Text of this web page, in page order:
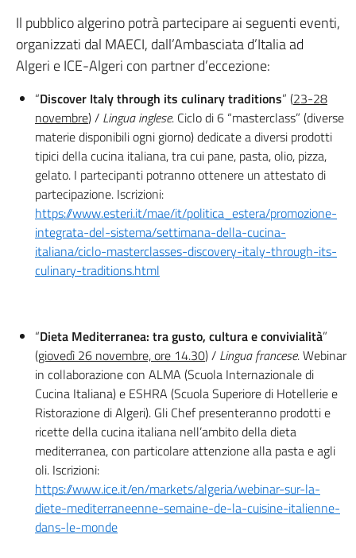
Il pubblico algerino potrà partecipare ai seguenti eventi,
organizzati dal MAECI, dall’Ambasciata d’Italia ad
Algeri e ICE-Algeri con partner d’eccezione:
“Discover Italy through its culinary traditions” (23-28
novembre) / Lingua inglese. Ciclo di 6 “masterclass” (diverse
materie disponibili ogni giorno) dedicate a diversi prodotti
tipici della cucina italiana, tra cui pane, pasta, olio, pizza,
gelato. I partecipanti potranno ottenere un attestato di
partecipazione. Iscrizioni:
https://www.esteri.it/mae/it/politica_estera/promozione-
integrata-del-sistema/settimana-della-cucina-
italiana/ciclo-masterclasses-discovery-italy-through-its-
culinary-traditions.html
“Dieta Mediterranea: tra gusto, cultura e convivialità”
(giovedì 26 novembre, ore 14.30) / Lingua francese. Webinar
in collaborazione con ALMA (Scuola Internazionale di
Cucina Italiana) e ESHRA (Scuola Superiore di Hotellerie e
Ristorazione di Algeri). Gli Chef presenteranno prodotti e
ricette della cucina italiana nell’ambito della dieta
mediterranea, con particolare attenzione alla pasta e agli
oli. Iscrizioni:
https://www.ice.it/en/markets/algeria/webinar-sur-la-
diete-mediterraneenne-semaine-de-la-cuisine-italienne-
dans-le-monde